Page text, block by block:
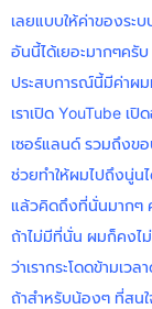
เลยแบบให้ค่าของระ
อันนี้ได้เยอะมากๆครั
ประสบการณ์นี้มีค่าผม
เราเปิด YouTube เ
เซอร์แลนด์ รวมถึง
ช่วยทำให้ผมไปถึงนู่น
แล้วคิดถึงที่นั่นมากๆ
ถ้าไม่มีที่นั่น ผมก็คงไ
ว่าเรากระโดดข้ามเว
ถ้าสำหรับน้องๆ ที่สน